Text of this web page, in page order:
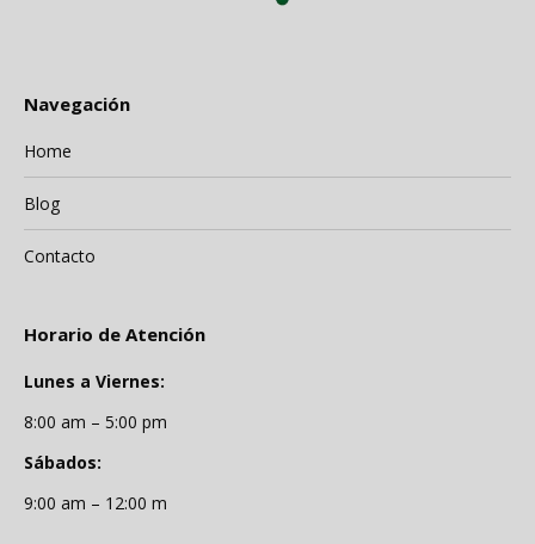
Navegación
Home
Blog
Contacto
Horario de Atención
Lunes a Viernes:
8:00 am – 5:00 pm
Sábados:
9:00 am – 12:00 m